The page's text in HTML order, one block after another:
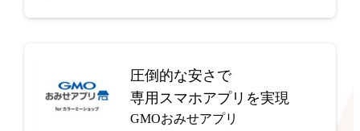
圧倒的な安さで
専用スマホアプリを実現
GMOおみせアプリ